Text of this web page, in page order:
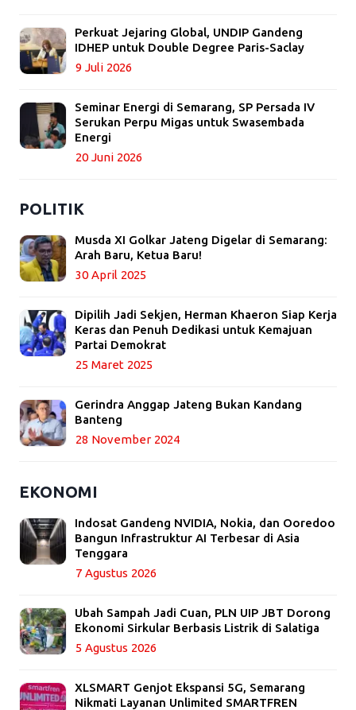
Perkuat Jejaring Global, UNDIP Gandeng
IDHEP untuk Double Degree Paris-Saclay
9 Juli 2026
Seminar Energi di Semarang, SP Persada IV
Serukan Perpu Migas untuk Swasembada
Energi
20 Juni 2026
POLITIK
Musda XI Golkar Jateng Digelar di Semarang:
Arah Baru, Ketua Baru!
30 April 2025
Dipilih Jadi Sekjen, Herman Khaeron Siap Kerja
Keras dan Penuh Dedikasi untuk Kemajuan
Partai Demokrat
25 Maret 2025
Gerindra Anggap Jateng Bukan Kandang
Banteng
28 November 2024
EKONOMI
Indosat Gandeng NVIDIA, Nokia, dan Ooredoo
Bangun Infrastruktur AI Terbesar di Asia
Tenggara
7 Agustus 2026
Ubah Sampah Jadi Cuan, PLN UIP JBT Dorong
Ekonomi Sirkular Berbasis Listrik di Salatiga
5 Agustus 2026
XLSMART Genjot Ekspansi 5G, Semarang
Nikmati Layanan Unlimited SMARTFREN